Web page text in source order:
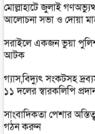
মোল্লাহাটে জুলাই
আলোচনা সভা ও দোয়া
সরাইলে একজন ভুয়া
আটক
গ্যাস,বিদ্যুৎ সংকটসহ
১১ দলের স্বারকলিপি
সাংবাদিকতা পেশার
গঠন করুন